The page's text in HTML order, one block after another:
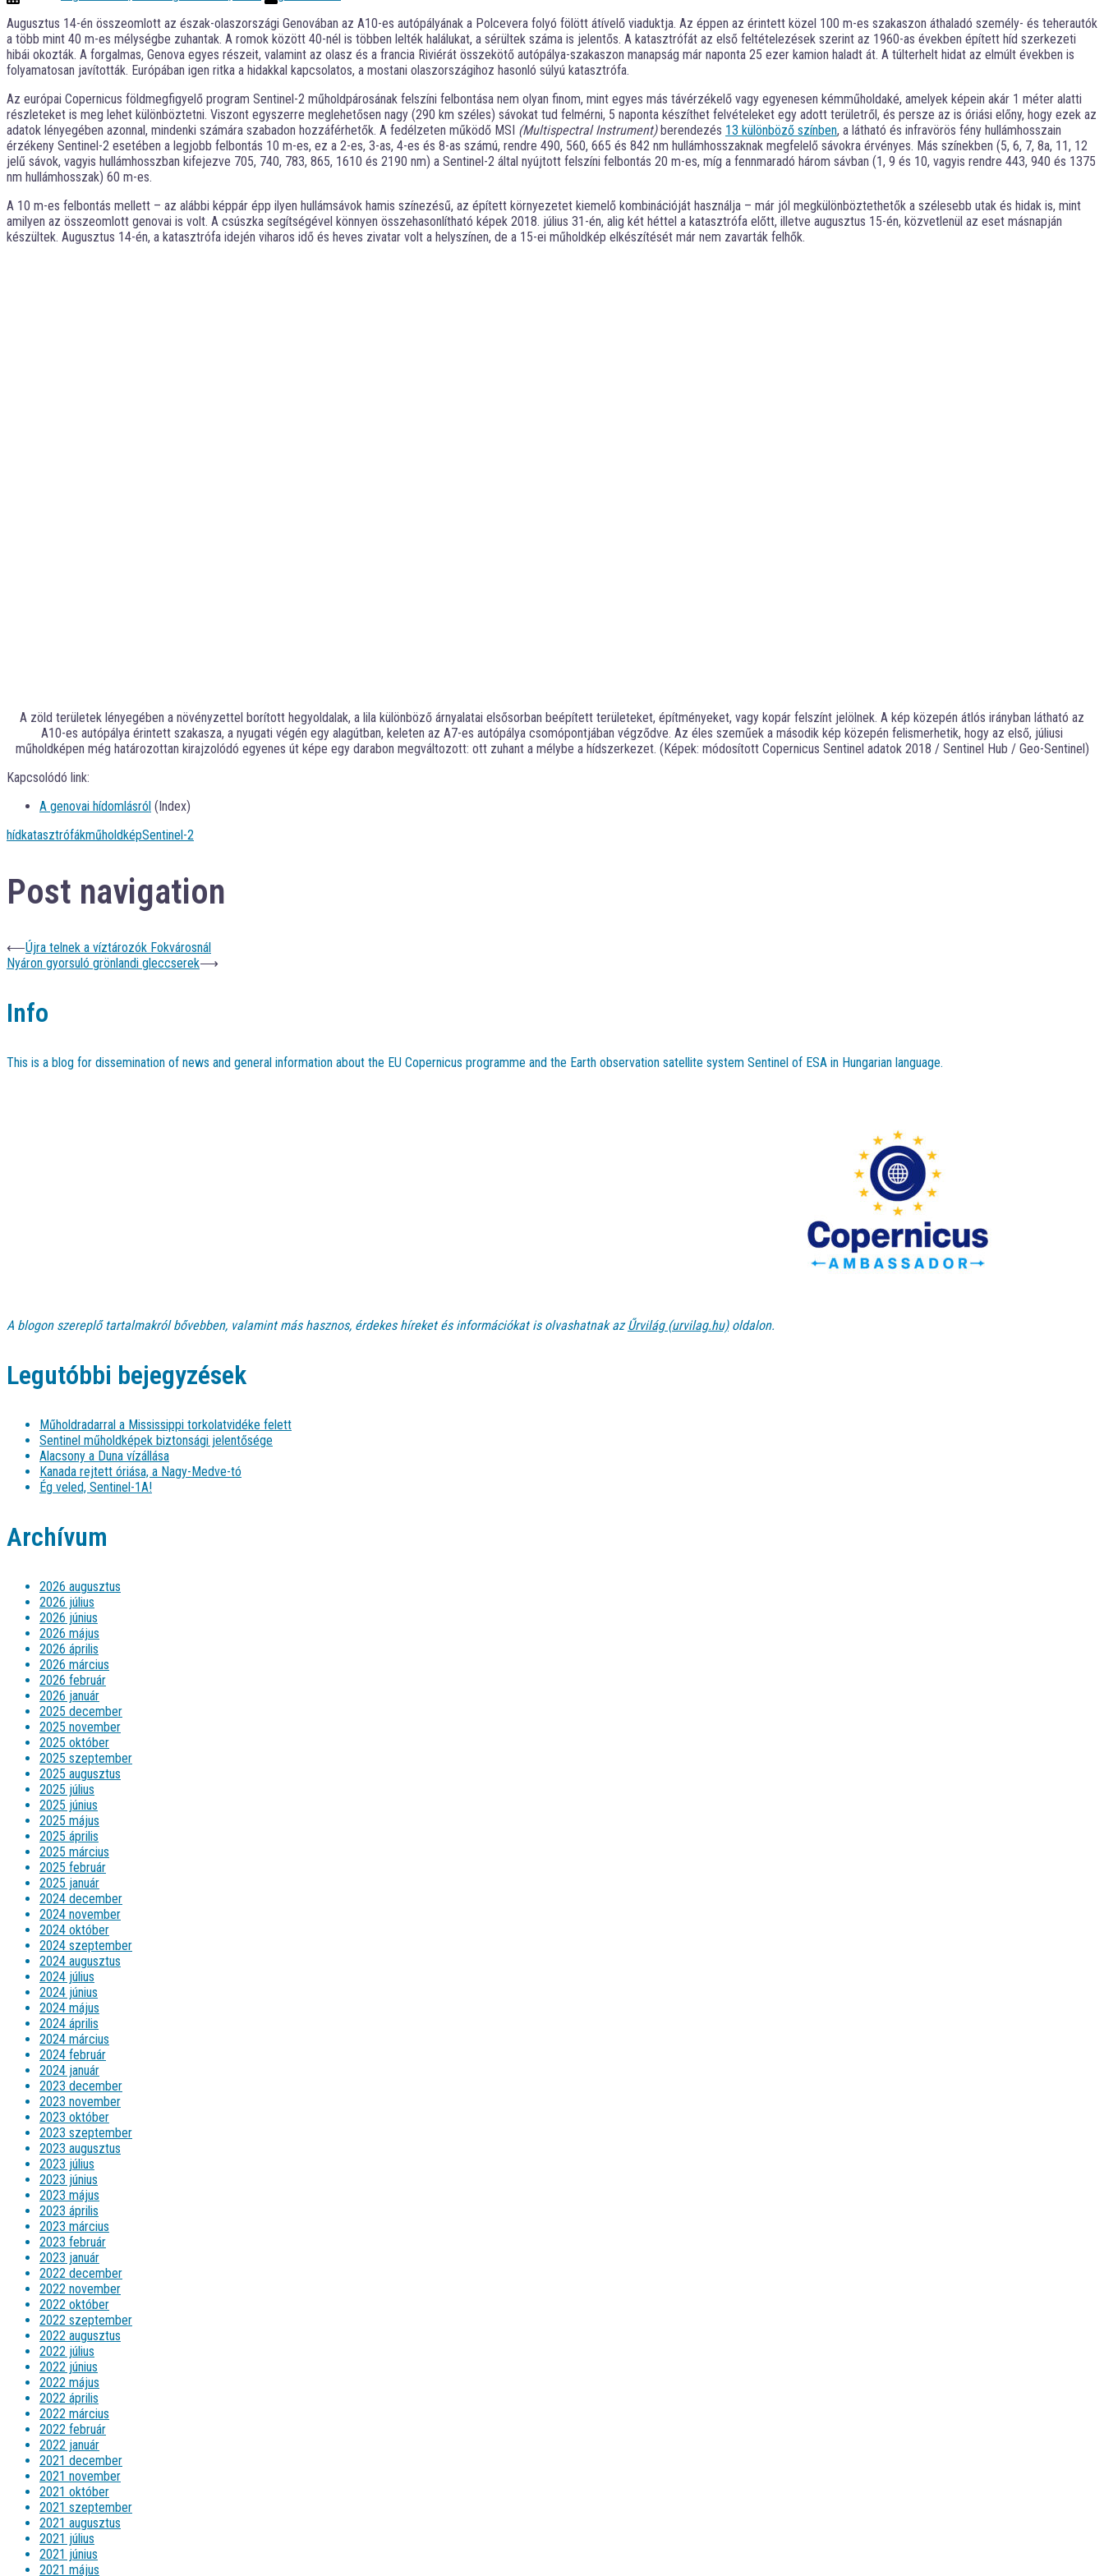
Augusztus 14-én összeomlott az észak-olaszországi Genovában az A10-es autópályának a Polcevera folyó fölött átívelő viaduktja. Az éppen az érintett közel 100 m-es szakaszon áthaladó személy- és teherautók
a több mint 40 m-es mélységbe zuhantak. A romok között 40-nél is többen lelték halálukat, a sérültek száma is jelentős. A katasztrófát az első feltételezések szerint az 1960-as években épített híd szerkezeti
hibái okozták. A forgalmas, Genova egyes részeit, valamint az olasz és a francia Riviérát összekötő autópálya-szakaszon manapság már naponta 25 ezer kamion haladt át. A túlterhelt hidat az elmúlt években is
folyamatosan javították. Európában igen ritka a hidakkal kapcsolatos, a mostani olaszországihoz hasonló súlyú katasztrófa.
Az európai Copernicus földmegfigyelő program Sentinel-2 műholdpárosának felszíni felbontása nem olyan finom, mint egyes más távérzékelő vagy egyenesen kémműholdaké, amelyek képein akár 1 méter alatti
részleteket is meg lehet különböztetni. Viszont egyszerre meglehetősen nagy (290 km széles) sávokat tud felmérni, 5 naponta készíthet felvételeket egy adott területről, és persze az is óriási előny, hogy ezek az
adatok lényegében azonnal, mindenki számára szabadon hozzáférhetők. A fedélzeten működő MSI (Multispectral Instrument)berendezés 13 különböző színben, a látható és infravörös fény hullámhosszain
érzékeny Sentinel-2 esetében a legjobb felbontás 10 m-es, ez a 2-es, 3-as, 4-es és 8-as számú, rendre 490, 560, 665 és 842 nm hullámhosszaknak megfelelő sávokra érvényes. Más színekben (5, 6, 7, 8a, 11, 12
jelű sávok, vagyis hullámhosszban kifejezve 705, 740, 783, 865, 1610 és 2190 nm) a Sentinel-2 által nyújtott felszíni felbontás 20 m-es, míg a fennmaradó három sávban (1, 9 és 10, vagyis rendre 443, 940 és 1375
nm hullámhosszak) 60 m-es.
A 10 m-es felbontás mellett – az alábbi képpár épp ilyen hullámsávok hamis színezésű, az épített környezetet kiemelő kombinációját használja – már jól megkülönböztethetők a szélesebb utak és hidak is, mint
amilyen az összeomlott genovai is volt. A csúszka segítségével könnyen összehasonlítható képek 2018. július 31-én, alig két héttel a katasztrófa előtt, illetve augusztus 15-én, közvetlenül az eset másnapján
készültek. Augusztus 14-én, a katasztrófa idején viharos idő és heves zivatar volt a helyszínen, de a 15-ei műholdkép elkészítését már nem zavarták felhők.
A zöld területek lényegében a növényzettel borított hegyoldalak, a lila különböző árnyalatai elsősorban beépített területeket, építményeket, vagy kopár felszínt jelölnek. A kép közepén átlós irányban látható az
A10-es autópálya érintett szakasza, a nyugati végén egy alagútban, keleten az A7-es autópálya csomópontjában végződve. Az éles szeműek a második kép közepén felismerhetik, hogy az első, júliusi
műholdképen még határozottan kirajzolódó egyenes út képe egy darabon megváltozott: ott zuhant a mélybe a hídszerkezet. (Képek: módosított Copernicus Sentinel adatok 2018 / Sentinel Hub / Geo-Sentinel)
Kapcsolódó link:
A genovai hídomlásról (Index)
hídkatasztrófákműholdképSentinel-2
Post navigation
⟵Újra telnek a víztározók Fokvárosnál
Nyáron gyorsuló grönlandi gleccserek⟶
Info
This is a blog for dissemination of news and general information about the EU Copernicus programme and the Earth observation satellite system Sentinel of ESA in Hungarian language.
A blogon szereplő tartalmakról bővebben, valamint más hasznos, érdekes híreket és információkat is olvashatnak azŰrvilág (urvilag.hu)oldalon.
Legutóbbi bejegyzések
Műholdradarral a Mississippi torkolatvidéke felett
Sentinel műholdképek biztonsági jelentősége
Alacsony a Duna vízállása
Kanada rejtett óriása, a Nagy-Medve-tó
Ég veled, Sentinel-1A!
Archívum
2026 augusztus
2026 július
2026 június
2026 május
2026 április
2026 március
2026 február
2026 január
2025 december
2025 november
2025 október
2025 szeptember
2025 augusztus
2025 július
2025 június
2025 május
2025 április
2025 március
2025 február
2025 január
2024 december
2024 november
2024 október
2024 szeptember
2024 augusztus
2024 július
2024 június
2024 május
2024 április
2024 március
2024 február
2024 január
2023 december
2023 november
2023 október
2023 szeptember
2023 augusztus
2023 július
2023 június
2023 május
2023 április
2023 március
2023 február
2023 január
2022 december
2022 november
2022 október
2022 szeptember
2022 augusztus
2022 július
2022 június
2022 május
2022 április
2022 március
2022 február
2022 január
2021 december
2021 november
2021 október
2021 szeptember
2021 augusztus
2021 július
2021 június
2021 május